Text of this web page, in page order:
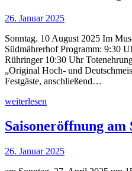
26. Januar 2025
Sonntag. 10 August 2025 Im
Südmährerhof Programm: 9:30
Rühringer 10:30 Uhr
„Original Hoch- und
Festgäste, anschließend…
weiterlesen
Saisoneröffnung
26. Januar 2025